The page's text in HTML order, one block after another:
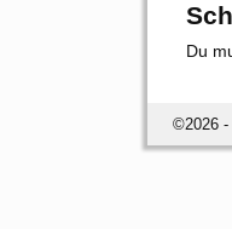
Du
©2026 -